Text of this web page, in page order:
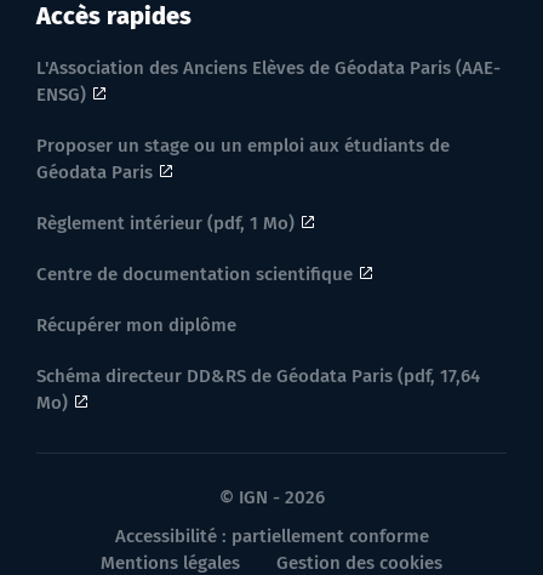
Accès rapides
L'Association des Anciens Elèves de Géodata Paris (AAE-
ENSG)
Proposer un stage ou un emploi aux étudiants de
Géodata Paris
Règlement intérieur (pdf, 1 Mo)
Centre de documentation scientifique
Récupérer mon diplôme
Schéma directeur DD&RS de Géodata Paris (pdf, 17,64
Mo)
© IGN - 2026
Accessibilité : partiellement conforme
Mentions légales
Gestion des cookies